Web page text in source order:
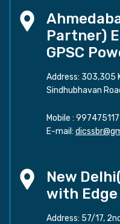
Partner)
GPSC
Address: 303,305
Sindhubhavan
Mobile :
E-mail:
New
with Edge
Address: 57/17,